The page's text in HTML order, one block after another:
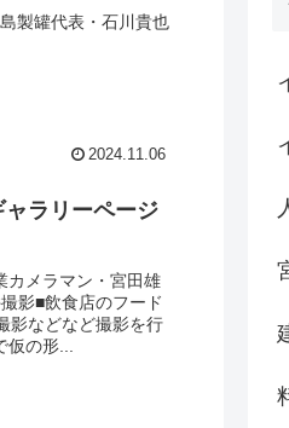
製罐代表・石川貴也
2024.11.06
ラリーページ
カメラマン・宮田雄
影■飲食店のフード
影などなど撮影を行
仮の形...